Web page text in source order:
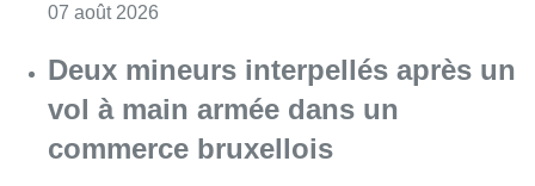
07 août 2026
Deux mineurs interpellés après un
vol à main armée dans un
commerce bruxellois